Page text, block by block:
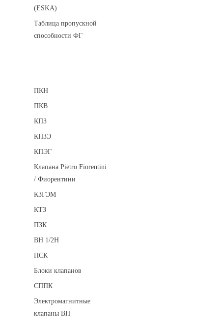
(ESKA)
Таблица пропускной
способности ФГ
ПКН
ПКВ
КПЗ
КПЗЭ
КПЭГ
Клапана Pietro Fiorentini
/ Фиорентини
КЗГЭМ
КТЗ
ПЗК
ВН 1/2Н
ПСК
Блоки клапанов
СППК
Электромагнитные
клапаны ВН